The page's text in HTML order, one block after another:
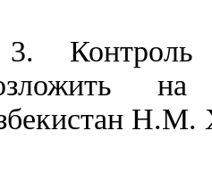
3. Контроль
на
Н.М.